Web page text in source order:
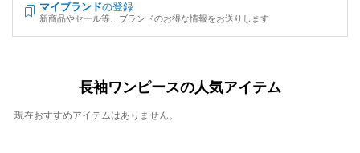
マイブランドの登録
新商品やセール等、ブランドのお得な情報をお送りします
長袖ワンピースの人気アイテム
現在おすすめアイテムはありません。